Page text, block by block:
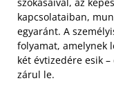
szokásaival, az
kapcsolataiban,
egyaránt. A
folyamat, amelynek
két évtizedére esik
zárul le.